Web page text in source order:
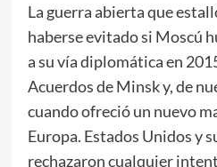
La guerra abierta que
haberse evitado si Moscú
a su vía diplomática en
Acuerdos de Minsk y, de
cuando ofreció un nuevo
Europa. Estados Unidos y
rechazaron cualquier